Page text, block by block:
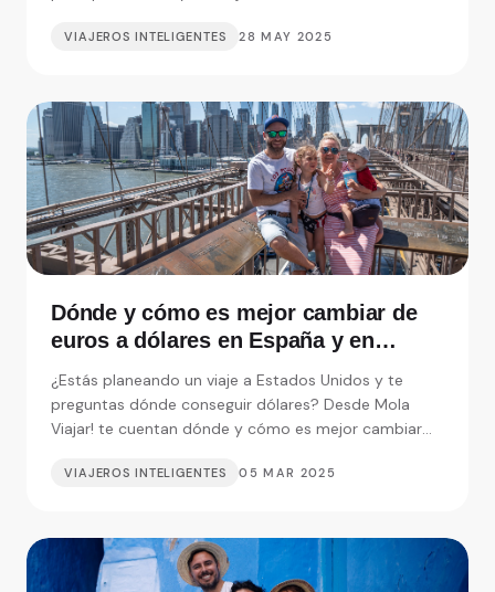
VIAJEROS INTELIGENTES 28 MAY 2025
Dónde y cómo es mejor cambiar de
euros a dólares en España y en
¿Estás planeando un viaje a Estados Unidos y te
preguntas dónde conseguir dólares? Desde Mola
Viajar! te cuentan dónde y cómo es mejor cambiar
VIAJEROS INTELIGENTES 05 MAR 2025